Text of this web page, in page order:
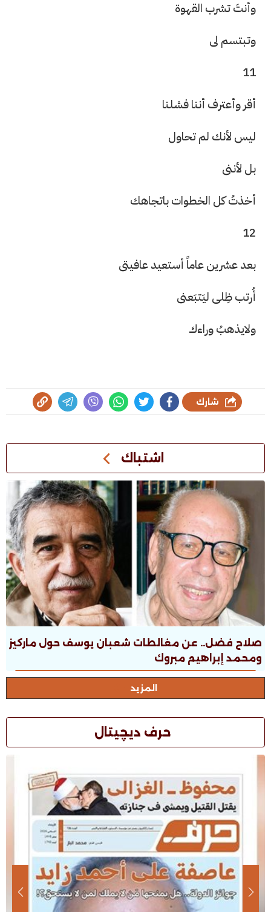
وأنتَ تشرب القهوة
وتبتسم لى
11
أقر وأعترف أننا فشلنا
ليس لأنك لم تحاول
بل لأننى
أخذتُ كل الخطوات باتجاهك
12
بعد عشرين عاماً أستعيد عافيتى
أُرتب ظِلى ليَتبَعنى
ولايذهبُ وراءك
شارك
اشتباك
صلاح فضل.. عن مغالطات شعبان يوسف حول ماركيز
ومحمد إبراهيم مبروك
المزيد
حرف ديچيتال